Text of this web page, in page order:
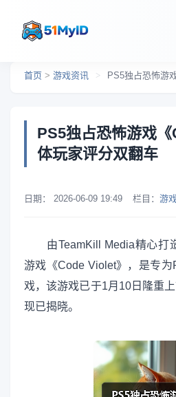
首页 > 游戏资讯 > PS5独占恐怖游戏《
PS5独占恐怖游戏
体玩家评分双翻车
日期： 2026-06-09 19:49 栏目： 游
由TeamKill Media精心打
游戏《Code Violet》，是专
戏，该游戏已于1月10日隆重
现已揭晓。